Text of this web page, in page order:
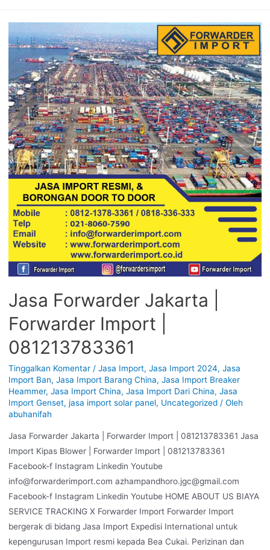
Jasa Forwarder Jakarta |
Forwarder Import |
081213783361
Tinggalkan Komentar / Jasa Import, Jasa Import 2024, Jasa
Import Ban, Jasa Import Barang China, Jasa Import Breaker
Heammer, Jasa Import China, Jasa Import Dari China, Jasa
Import Genset, jasa import solar panel, Uncategorized/ Oleh
abuhanifah
Jasa Forwarder Jakarta | Forwarder Import | 081213783361 Jasa
Import Kipas Blower | Forwarder Import | 081213783361
Facebook-f Instagram Linkedin Youtube
info@forwarderimport.com azhampandhoro.jgc@gmail.com
Facebook-f Instagram Linkedin Youtube HOME ABOUT US BIAYA
SERVICE TRACKING X Forwarder Import Forwarder Import
bergerak di bidang Jasa Import Expedisi International untuk
kepengurusan Import resmi kepada Bea Cukai. Perizinan dan